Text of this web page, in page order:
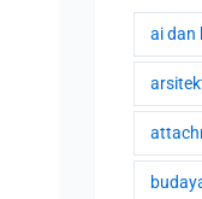
ai dan